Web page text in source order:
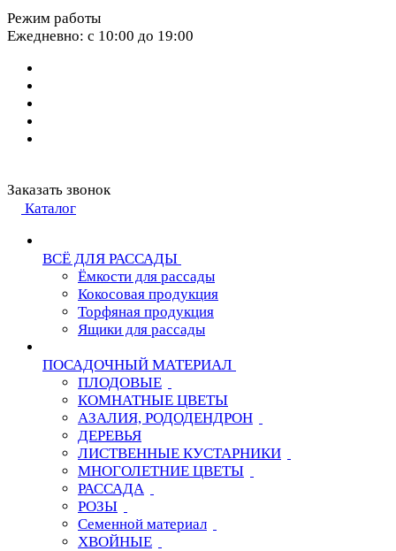
Режим работы
Ежедневно: с 10:00 до 19:00
Заказать звонок
Каталог
ВСЁ ДЛЯ РАССАДЫ
Ёмкости для рассады
Кокосовая продукция
Торфяная продукция
Ящики для рассады
ПОСАДОЧНЫЙ МАТЕРИАЛ
ПЛОДОВЫЕ
КОМНАТНЫЕ ЦВЕТЫ
АЗАЛИЯ, РОДОДЕНДРОН
ДЕРЕВЬЯ
ЛИСТВЕННЫЕ КУСТАРНИКИ
МНОГОЛЕТНИЕ ЦВЕТЫ
РАССАДА
РОЗЫ
Семенной материал
ХВОЙНЫЕ